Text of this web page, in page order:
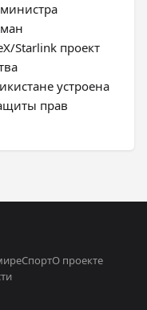
Starlink проект
устроена
прав
СпортО проекте